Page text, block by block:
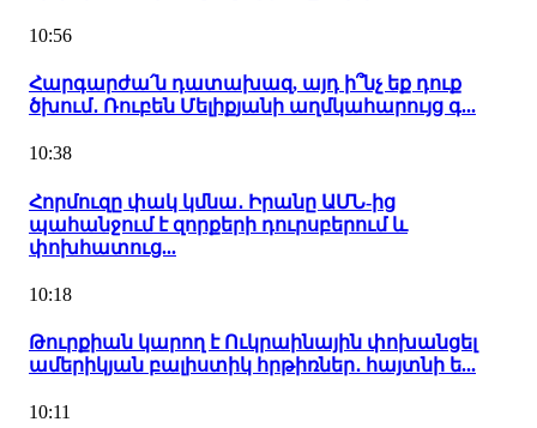
10:56
Հարգարժա՛ն դատախազ, այդ ի՞նչ եք դուք
ծխում․ Ռուբեն Մելիքյանի աղմկահարույց գ...
10:38
Հորմուզը փակ կմնա․ Իրանը ԱՄՆ-ից
պահանջում է զորքերի դուրսբերում և
փոխհատուց...
10:18
Թուրքիան կարող է Ուկրաինային փոխանցել
ամերիկյան բալիստիկ հրթիռներ․ հայտնի ե...
10:11